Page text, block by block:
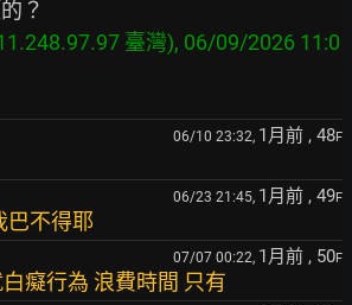
臺灣), 06/09/2026 11:0
06/10 23:32, 1月前 , 48F
06/23 21:45, 1月前 , 49F
巴不得耶
07/07 00:22, 1月前 , 50F
癡行為 浪費時間 只有